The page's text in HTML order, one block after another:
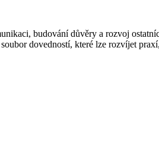
budování důvěry a rozvoj
dovedností, které lze rozvíjet